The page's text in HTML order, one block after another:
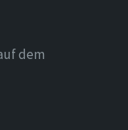
dem